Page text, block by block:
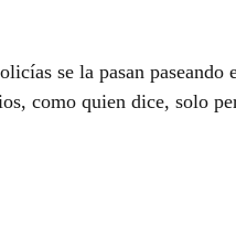
se la pasan
como quien dice, solo